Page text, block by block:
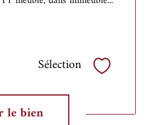
Sélection Sélectionner
le bien